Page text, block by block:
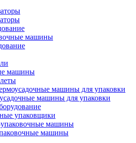
машины
машины
машины для упаковки
машины для упаковки
упаковщики
машины
машины